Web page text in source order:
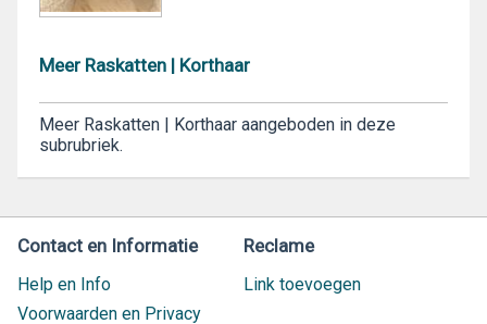
Meer Raskatten | Korthaar
Meer Raskatten | Korthaar aangeboden in deze
subrubriek.
Contact en Informatie
Help en Info
Voorwaarden en Privacy
Reclame
Link toevoegen